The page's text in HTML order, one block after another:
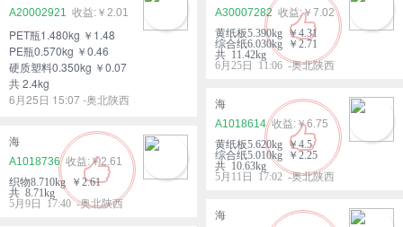
A20002921
￥2.01
PET瓶1.480kg ￥1.48
PE瓶0.570kg ￥0.46
硬质塑料0.350kg ￥0.07
共 2.4kg
6月25日 15:07 -奥北陕西
A30007282
￥7.02
黄纸板5.390kg ￥4.31
综合纸6.030kg ￥2.71
共 11.42kg
6月25日 11:06 -奥北陕西
海
A1018614
￥6.75
黄纸板5.620kg ￥4.5
综合纸5.010kg ￥2.25
共 10.63kg
5月11日 17:02 -奥北陕西
海
A1018736
￥2.61
织物8.710kg ￥2.61
共 8.71kg
5月9日 17:40 -奥北陕西
海